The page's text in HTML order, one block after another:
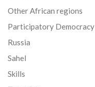
Other African regions
Participatory Democracy
Russia
Sahel
Skills